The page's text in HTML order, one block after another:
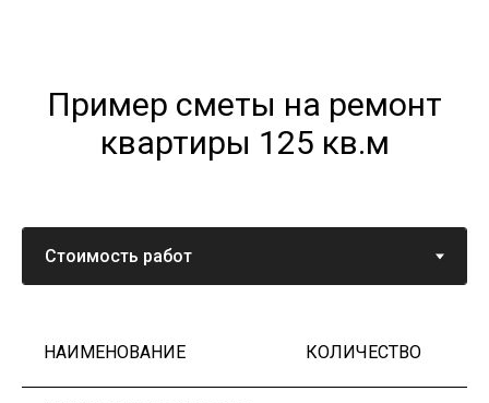
Пример сметы на ремонт
квартиры 125 кв.м
НАИМЕНОВАНИЕ КОЛИЧЕСТВО